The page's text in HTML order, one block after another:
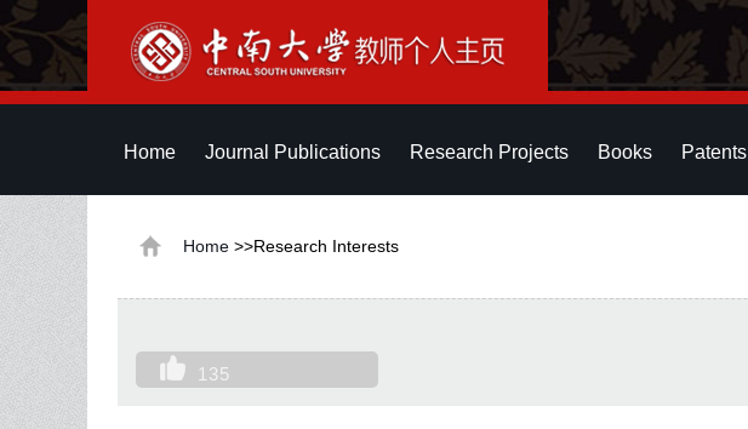
Home Journal Publications Research Projects Books Patents
Home >>Research Interests
135